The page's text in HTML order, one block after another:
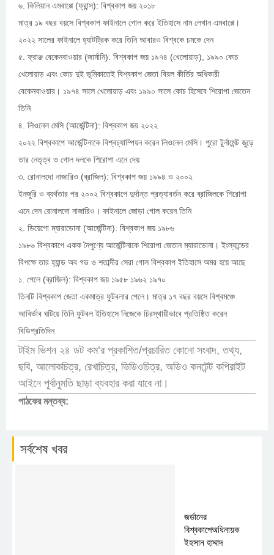
৬. কিলিয়ান এমবাপ্পে (ফ্রান্স): বিশ্বকাপ জয় ২০১৮
মাত্র ১৯ বছর বয়সে বিশ্বকাপ ফাইনালে গোল করে ইতিহাসে নাম লেখান এমবাপ্পে।
২০২২ সালের ফাইনালে হ্যাটট্রিক করে তিনি আবারও বিশ্বকে চমকে দেন
৫. ফ্রাঞ্জ বেকেনবাওয়ার (জার্মানি): বিশ্বকাপ জয় ১৯৭৪ (খেলোয়াড়), ১৯৯০ কোচ
খেলোয়াড় এবং কোচ দুই ভূমিকাতেই বিশ্বকাপ জেতা বিরল কীর্তির অধিকারী
বেকেনবাওয়ার। ১৯৭৪ সালে খেলোয়াড় এবং ১৯৯০ সালে কোচ হিসেবে শিরোপা জেতেন
তিনি
৪. লিওনেল মেসি (আর্জেন্টিনা): বিশ্বকাপ জয় ২০২২
২০২২ বিশ্বকাপে আর্জেন্টিনাকে বিশ্বচ্যাম্পিয়ন করেন লিওনেল মেসি। পুরো টুর্নামেন্ট জুড়ে
তার নেতৃত্ব ও গোল দলকে শিরোপা এনে দেয়
৩. রোনালদো নাজারিও (ব্রাজিল): বিশ্বকাপ জয় ১৯৯৪ ও ২০০২
ইনজুরি ও ব্যর্থতার পর ২০০২ বিশ্বকাপে দুর্দান্ত প্রত্যাবর্তন করে ব্রাজিলকে শিরোপা
এনে দেন রোনালদো নাজারিও। ফাইনালে জোড়া গোল করেন তিনি
২. ডিয়েগো ম্যারাডোনা (আর্জেন্টিনা): বিশ্বকাপ জয় ১৯৮৬
১৯৮৬ বিশ্বকাপে একক নৈপুণ্যে আর্জেন্টিনাকে শিরোপা জেতান ম্যারাডোনা। ইংল্যান্ডের
বিপক্ষে তার হ্যান্ড অব গড ও শতাব্দীর সেরা গোল বিশ্বকাপ ইতিহাসে অমর হয়ে আছে
১. পেলে (ব্রাজিল): বিশ্বকাপ জয় ১৯৫৮ ১৯৬২ ১৯৭০
তিনটি বিশ্বকাপ জেতা একমাত্র ফুটবলার পেলে। মাত্র ১৭ বছর বয়সে বিশ্বমঞ্চে
আবির্ভাব ঘটিয়ে তিনি ফুটবল ইতিহাসে নিজেকে চিরস্থায়ীভাবে প্রতিষ্ঠিত করেন
বিডিপ্রতিদিন
টাইম ভিশন ২৪ ডট কম’র প্রকাশিত/প্রচারিত কোনো সংবাদ, তথ্য,
ছবি, আলোকচিত্র, রেখাচিত্র, ভিডিওচিত্র, অডিও কনটেন্ট কপিরাইট
আইনে পূর্বানুমতি ছাড়া ব্যবহার করা যাবে না।
পাঠকের মন্তব্য:
সর্বশেষ খবর
জর্ডানের
বিশ্বকাপেঅধিনায়ক
ইহসান হাদ্দাদ